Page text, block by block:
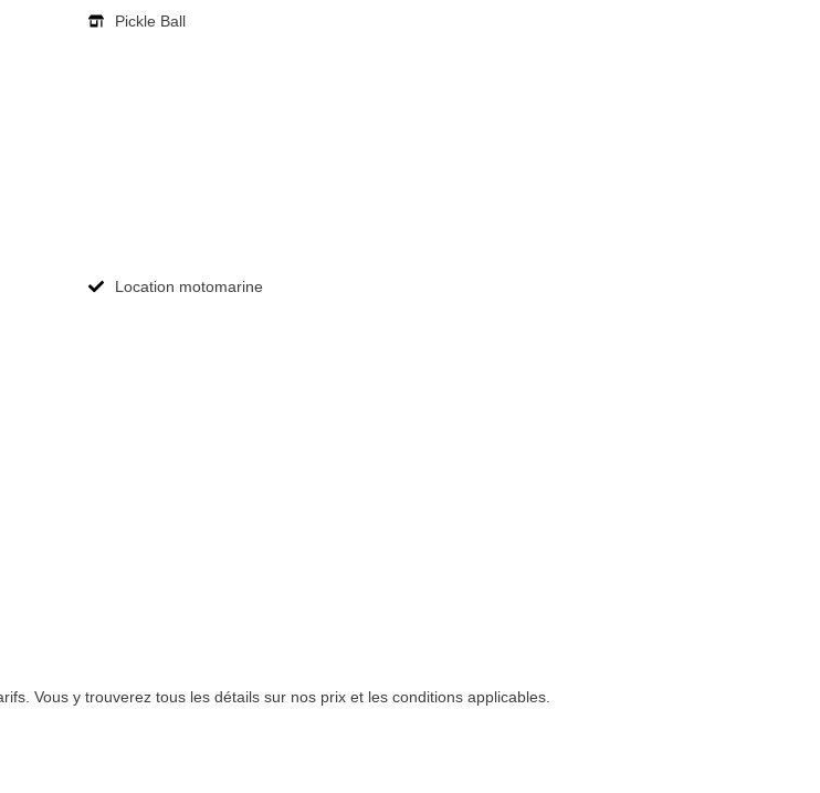
Pickle Ball
Location motomarine
Vous y trouverez tous les détails sur nos prix et les conditions applicables.